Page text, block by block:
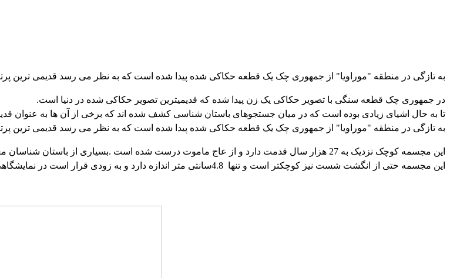
به تازگی در منطقه "موراویا" از جمهوری چک یک قطعه حکاکی شده پیدا شده است که به نظر می رسد قدیمی ترین
در جمهوری چک قطعه سنگی با تصویر حکاکی یک زن پیدا شده که قدیمیترین تصویر حکاکی شده در دنیا است.
تا به حال اشیای زیادی بوده است که در میان جستجوهای باستان شناسی کشف شده اند که برخی از آن ها به عنوان
به تازگی در منطقه "موراویا" از جمهوری چک یک قطعه حکاکی شده پیدا شده است که به نظر می رسد قدیمی ترین
این مجسمه کوچک نزدیک به 27 هزار سال قدمت دارد و از عاج ماموت درست شده است .بسیاری از باستان
این مجسمه حتی از انگشت شست نیز کوچکتر است و تنها 4.8سانتی متر اندازه دارد و به زودی قرار است در